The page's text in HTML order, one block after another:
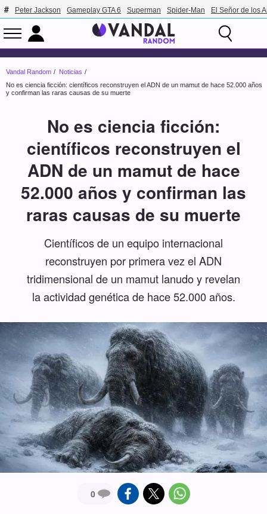
Peter Jackson Gameplay GTA 6 Superman Spider-Man El Señor de los
Vandal Random
Noticias
No es ciencia ficción: científicos reconstruyen el ADN de un mamut de hace 52.000 años
y confirman las raras causas de su muerte
No es ciencia ficción:
científicos reconstruyen el
ADN de un mamut de hace
52.000 años y confirman las
raras causas de su muerte
Científicos de un equipo internacional
reconstruyen por primera vez el ADN
tridimensional de un mamut lanudo y revelan
la actividad genética de hace 52.000 años.
0